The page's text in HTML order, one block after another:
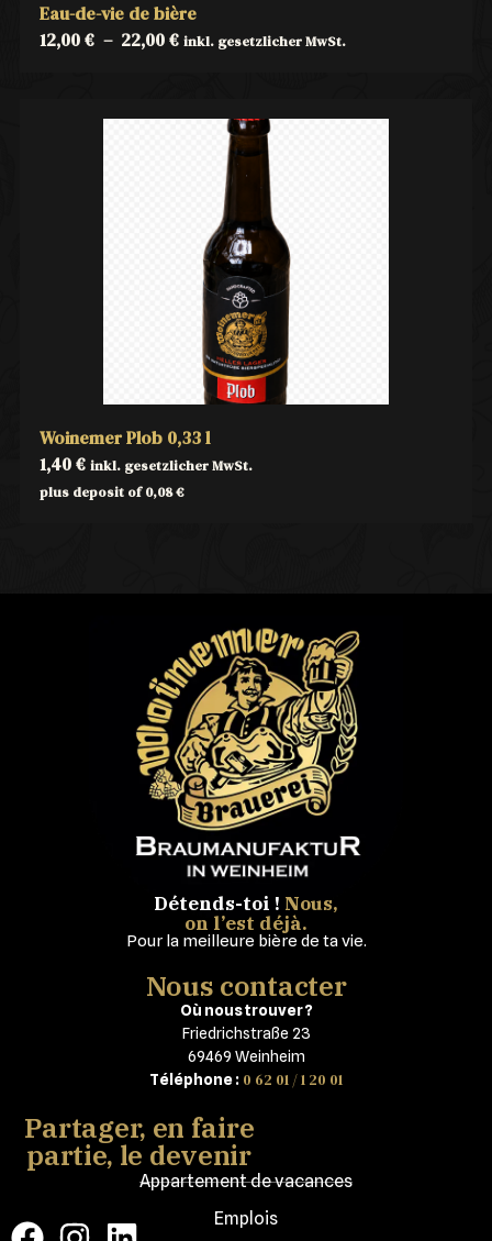
Eau-de-vie de bière
12,00€ – 22,00€ inkl. gesetzlicher MwSt.
Woinemer Plob 0,33 l
1,40€ inkl. gesetzlicher MwSt.
plus deposit of0,08€
Détends-toi ! Nous,
on l’est déjà.
Pour la meilleure bière de ta vie.
Nous contacter
Où nous trouver ?
Friedrichstraße 23
69469 Weinheim
Téléphone : 0 62 01 / 1 20 01
Partager, en faire
partie, le devenir
Appartement de vacances
Emplois